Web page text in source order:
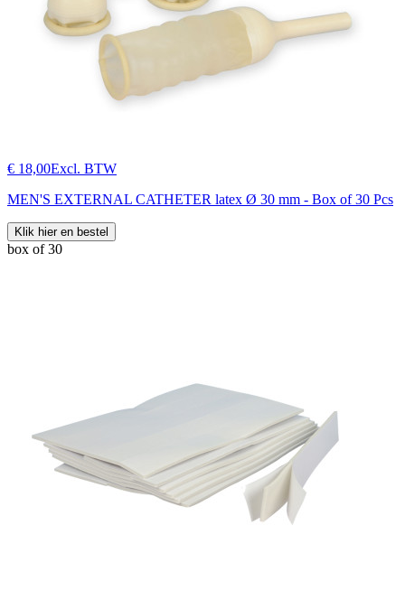
€ 18,00Excl. BTW
MEN'S EXTERNAL CATHETER latex Ø 30 mm - Box of 30 Pcs
Klik hier en bestel
box of 30